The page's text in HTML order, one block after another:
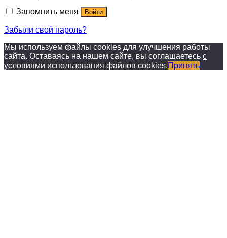
Запомнить меня Войти
Забыли свой пароль?
Мы используем файлы cookies для улучшения работы
сайта. Оставаясь на нашем сайте, вы соглашаетесь с
условиями использования файлов cookies.Принять